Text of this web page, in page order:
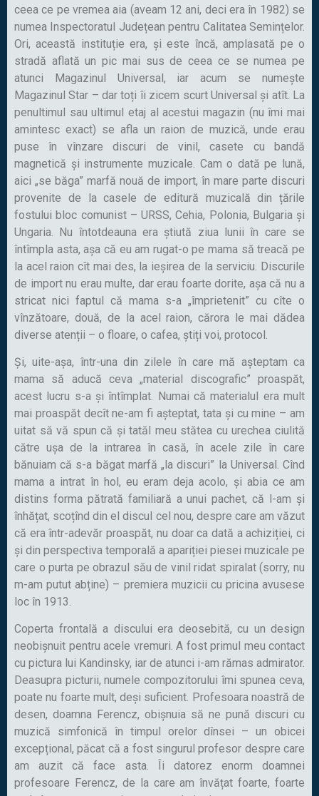
ceea ce pe vremea aia (aveam 12 ani, deci era în 1982) se
numea Inspectoratul Județean pentru Calitatea Semințelor.
Ori, această instituție era, și este încă, amplasată pe o
stradă aflată un pic mai sus de ceea ce se numea pe
atunci Magazinul Universal, iar acum se numește
Magazinul Star – dar toți îi zicem scurt Universal și atît. La
penultimul sau ultimul etaj al acestui magazin (nu îmi mai
amintesc exact) se afla un raion de muzică, unde erau
puse în vînzare discuri de vinil, casete cu bandă
magnetică și instrumente muzicale. Cam o dată pe lună,
aici „se băga” marfă nouă de import, în mare parte discuri
provenite de la casele de editură muzicală din țările
fostului bloc comunist – URSS, Cehia, Polonia, Bulgaria și
Ungaria. Nu întotdeauna era știută ziua lunii în care se
întîmpla asta, așa că eu am rugat-o pe mama să treacă pe
la acel raion cît mai des, la ieșirea de la serviciu. Discurile
de import nu erau multe, dar erau foarte dorite, așa că nu a
stricat nici faptul că mama s-a „împrietenit” cu cîte o
vînzătoare, două, de la acel raion, cărora le mai dădea
diverse atenții – o floare, o cafea, știți voi, protocol.
Și, uite-așa, într-una din zilele în care mă așteptam ca
mama să aducă ceva „material discografic” proaspăt,
acest lucru s-a și întîmplat. Numai că materialul era mult
mai proaspăt decît ne-am fi așteptat, tata și cu mine – am
uitat să vă spun că și tatăl meu stătea cu urechea ciulită
către ușa de la intrarea în casă, în acele zile în care
bănuiam că s-a băgat marfă „la discuri” la Universal. Cînd
mama a intrat în hol, eu eram deja acolo, și abia ce am
distins forma pătrată familiară a unui pachet, că l-am și
înhățat, scoțînd din el discul cel nou, despre care am văzut
că era într-adevăr proaspăt, nu doar ca dată a achiziției, ci
și din perspectiva temporală a apariției piesei muzicale pe
care o purta pe obrazul său de vinil ridat spiralat (sorry, nu
m-am putut abține) – premiera muzicii cu pricina avusese
loc în 1913.
Coperta frontală a discului era deosebită, cu un design
neobișnuit pentru acele vremuri. A fost primul meu contact
cu pictura lui Kandinsky, iar de atunci i-am rămas admirator.
Deasupra picturii, numele compozitorului îmi spunea ceva,
poate nu foarte mult, deși suficient. Profesoara noastră de
desen, doamna Ferencz, obișnuia să ne pună discuri cu
muzică simfonică în timpul orelor dînsei – un obicei
excepțional, păcat că a fost singurul profesor despre care
am auzit că face asta. Îi datorez enorm doamnei
profesoare Ferencz, de la care am învățat foarte, foarte